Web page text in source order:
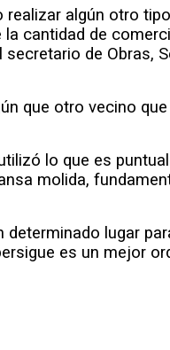
algún otro
cantidad de
de Obras,
que otro vecino
lo que es
molida,
lugar
es un mejor